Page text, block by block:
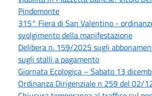
Pindemonte
315° Fiera di San Valentino -
svolgimento della manifestazione
Delibera n. 159/2025 sugli
sugli stalli a pagamento
Giornata Ecologica – Sabato 13
Ordinanza Dirigenziale n 259 del 02/